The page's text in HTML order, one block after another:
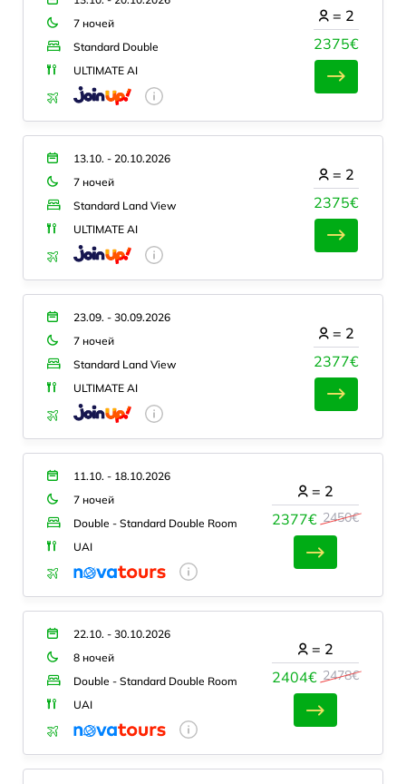
7 ночей
Standard Double
ULTIMATE AI
2375€
= 2
13.10. - 20.10.2026
7 ночей
Standard Land View
ULTIMATE AI
2375€
= 2
23.09. - 30.09.2026
7 ночей
Standard Land View
ULTIMATE AI
2377€
= 2
11.10. - 18.10.2026
7 ночей
Double - Standard Double Room
UAI
2377€ 2450€
= 2
22.10. - 30.10.2026
8 ночей
Double - Standard Double Room
UAI
2404€ 2478€
= 2